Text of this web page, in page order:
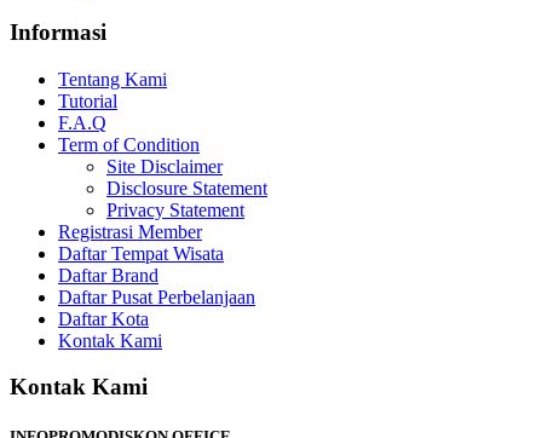
Informasi
Tentang Kami
Tutorial
F.A.Q
Term of Condition
Site Disclaimer
Disclosure Statement
Privacy Statement
Registrasi Member
Daftar Tempat Wisata
Daftar Brand
Daftar Pusat Perbelanjaan
Daftar Kota
Kontak Kami
Kontak Kami